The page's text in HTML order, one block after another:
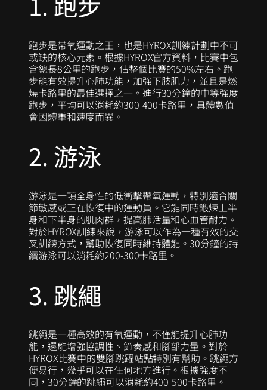
跑步是帶氧運動之王，也是HYROX訓練計劃中不可
或缺的核心元素。根據HYROX官方資料，比賽中包
含總長8公里的跑步，佔整個比賽的50%左右。跑
步能有效提升心肺功能，加強下肢肌力，並且是燃
燒卡路里的最佳選擇之一。進行30分鐘的中等強度
跑步，平均可以消耗約300-400卡路里，具體數值
會因體重和速度而異。
2. 游泳
游泳是一項全身性的低衝擊帶氧運動，特別適合關
節敏感或正在恢復中的運動員。它能同時鍛煉上半
身和下半身的肌肉群，提高肺活量和心血管耐力。
對於HYROX訓練來說，游泳可以作為一種有效的交
叉訓練方式，幫助恢復同時維持體能。30分鐘的持
續游泳可以消耗約200-300卡路里。
3. 跳繩
跳繩是一種高效的有氧運動，不僅能提升心肺功
能，還能增強協調性、節奏感和腳部力量。對於
HYROX比賽中的雙腳跳躍站點特別有幫助。跳繩方
便易行，幾乎可以在任何地方進行。根據強度不
同，30分鐘的跳繩可以消耗約400-500卡路里。